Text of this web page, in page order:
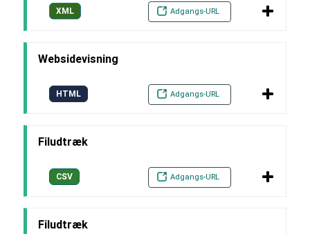
XML Adgangs-URL
Websidevisning
HTML Adgangs-URL
Filudtræk
CSV Adgangs-URL
Filudtræk